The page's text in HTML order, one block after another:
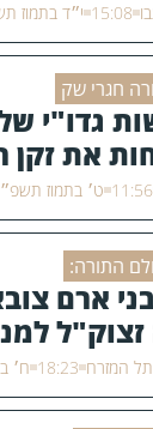
15:08 י״ד בתמוז תשפ״ו
חגרי שק
גדו"י
את זקן
11:56 ט׳ בתמוז תשפ״ו (24/06/
התורה:
ארם
המזרח 18:23 ח׳